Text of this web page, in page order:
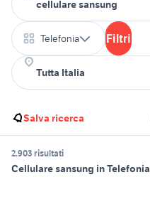
Telefonia Filtri
Salva ricerca
2.903 risultati
Cellulare sansung in Telefonia